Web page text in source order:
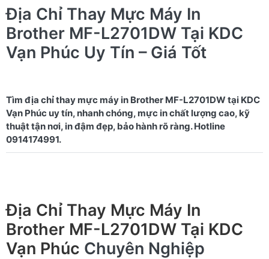
Địa Chỉ Thay Mực Máy In
Brother MF-L2701DW Tại KDC
Vạn Phúc Uy Tín – Giá Tốt
Tìm địa chỉ thay mực máy in Brother MF-L2701DW tại KDC
Vạn Phúc uy tín, nhanh chóng, mực in chất lượng cao, kỹ
thuật tận nơi, in đậm đẹp, bảo hành rõ ràng. Hotline
Địa Chỉ Thay Mực Máy In
Brother MF-L2701DW Tại KDC
Vạn Phúc Chuyên Nghiệp